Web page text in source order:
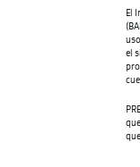
El
el